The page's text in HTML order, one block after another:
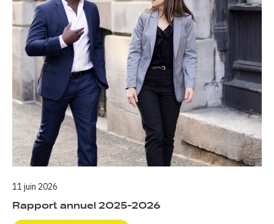
11 juin 2026
Rapport annuel 2025-2026